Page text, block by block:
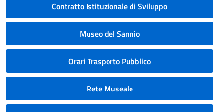
Contratto Istituzionale di Sviluppo
Museo del Sannio
Orari Trasporto Pubblico
Rete Museale